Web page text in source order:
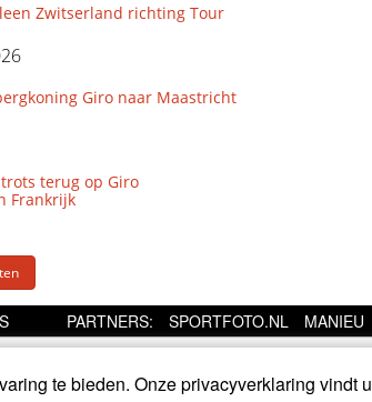
Zwitserland richting Tour
Giro naar Maastricht
terug op Giro
Frankrijk
PARTNERS: SPORTFOTO.NL MANIEU
te bieden. Onze privacyverklaring vindt u